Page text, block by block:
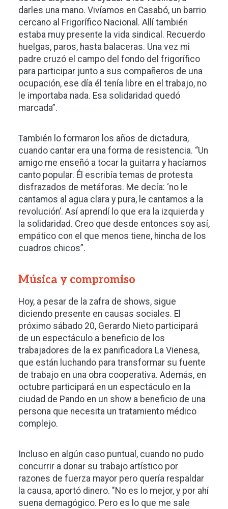
darles una mano. Vivíamos en Casabó, un barrio
cercano al Frigorífico Nacional. Allí también
estaba muy presente la vida sindical. Recuerdo
huelgas, paros, hasta balaceras. Una vez mi
padre cruzó el campo del fondo del frigorífico
para participar junto a sus compañeros de una
ocupación, ese día él tenía libre en el trabajo, no
le importaba nada. Esa solidaridad quedó
marcada”.
También lo formaron los años de dictadura,
cuando cantar era una forma de resistencia. “Un
amigo me enseñó a tocar la guitarra y hacíamos
canto popular. Él escribía temas de protesta
disfrazados de metáforas. Me decía: ‘no le
cantamos al agua clara y pura, le cantamos a la
revolución’. Así aprendí lo que era la izquierda y
la solidaridad. Creo que desde entonces soy así,
empático con el que menos tiene, hincha de los
cuadros chicos”.
Música y compromiso
Hoy, a pesar de la zafra de shows, sigue
diciendo presente en causas sociales. El
próximo sábado 20, Gerardo Nieto participará
de un espectáculo a beneficio de los
trabajadores de la ex panificadora La Vienesa,
que están luchando para transformar su fuente
de trabajo en una obra cooperativa. Además, en
octubre participará en un espectáculo en la
ciudad de Pando en un show a beneficio de una
persona que necesita un tratamiento médico
complejo.
Incluso en algún caso puntual, cuando no pudo
concurrir a donar su trabajo artístico por
razones de fuerza mayor pero quería respaldar
la causa, aportó dinero. "No es lo mejor, y por ahí
suena demagógico. Pero es lo que me sale